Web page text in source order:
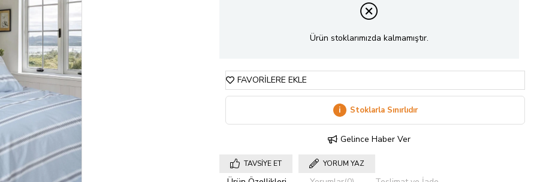
Ürün stoklarımızda kalmamıştır.
FAVORILERE EKLE
i Stoklarla Sınırlıdır
Gelince Haber Ver
TAVSIYE ET YORUM YAZ